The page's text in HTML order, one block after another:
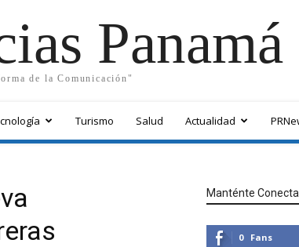
Panamá
de la Comunicación"
Turismo Salud Actualidad
Manténte
0 Fans